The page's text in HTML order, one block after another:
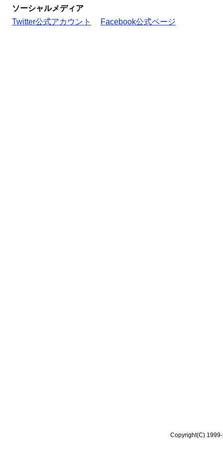
ソーシャルメディア
Twitter公式アカウント
Facebook公式ページ
Copyright(C)